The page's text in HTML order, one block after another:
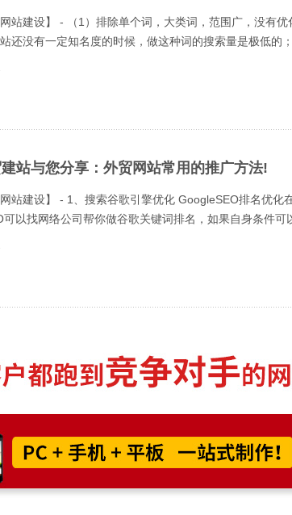
网站建设】 - （1）排除单个词，大类词，范围广，没有
还没有一定知名度的时候，做这种词的搜索量是极低的
站与您分享：外贸网站常用的推广方法!
网站建设】 - 1、搜索谷歌引擎优化 GoogleSEO排名优
以找网络公司帮你做谷歌关键词排名，如果自身条件可